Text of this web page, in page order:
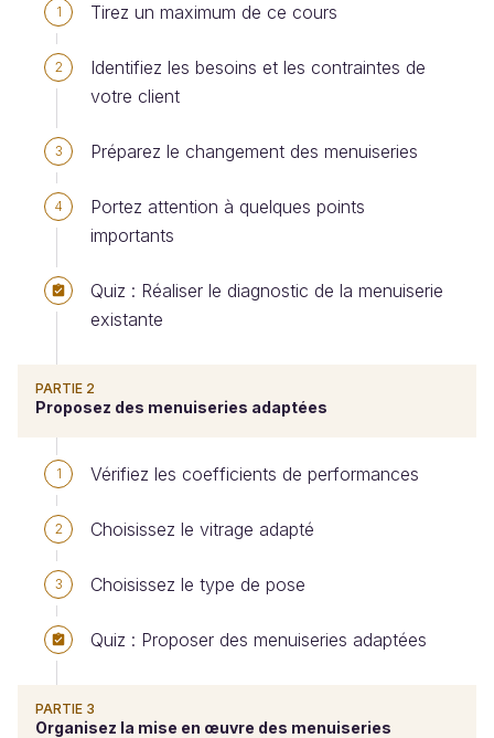
1 Tirez un maximum de ce cours
2
Identifiez les besoins et les contraintes de
votre client
3 Préparez le changement des menuiseries
4
Portez attention à quelques points
importants
Quiz : Réaliser le diagnostic de la menuiserie
existante
PARTIE 2
Proposez des menuiseries adaptées
1 Vérifiez les coefficients de performances
2 Choisissez le vitrage adapté
3 Choisissez le type de pose
Quiz : Proposer des menuiseries adaptées
PARTIE 3
Organisez la mise en œuvre des menuiseries